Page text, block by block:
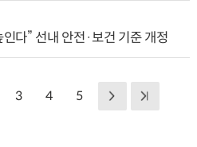
다” 선내 안전·보건 기준 개정
3 4 5